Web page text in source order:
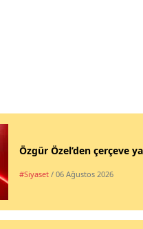
Özgür Özel’den çerçeve
#Siyaset / 06 Ağustos 2026